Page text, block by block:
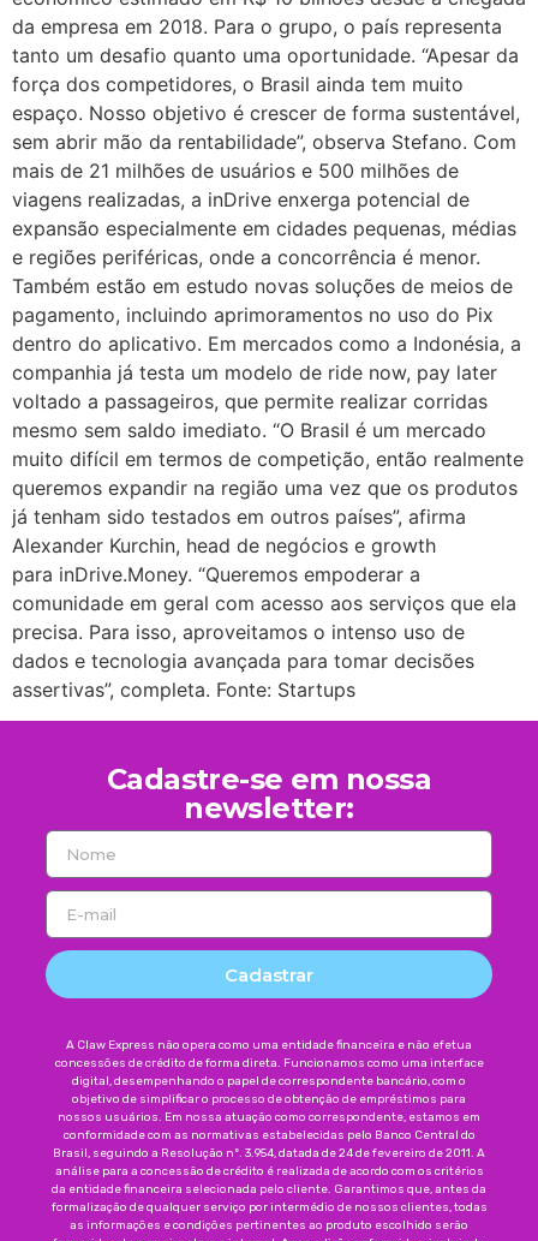
da empresa em 2018. Para o grupo, o país representa
tanto um desafio quanto uma oportunidade. “Apesar da
força dos competidores, o Brasil ainda tem muito
espaço. Nosso objetivo é crescer de forma sustentável,
sem abrir mão da rentabilidade”, observa Stefano. Com
mais de 21 milhões de usuários e 500 milhões de
viagens realizadas, a inDrive enxerga potencial de
expansão especialmente em cidades pequenas, médias
e regiões periféricas, onde a concorrência é menor.
Também estão em estudo novas soluções de meios de
pagamento, incluindo aprimoramentos no uso do Pix
dentro do aplicativo. Em mercados como a Indonésia, a
companhia já testa um modelo de ride now, pay later
voltado a passageiros, que permite realizar corridas
mesmo sem saldo imediato. “O Brasil é um mercado
muito difícil em termos de competição, então realmente
queremos expandir na região uma vez que os produtos
já tenham sido testados em outros países”, afirma
Alexander Kurchin, head de negócios e growth
para inDrive.Money. “Queremos empoderar a
comunidade em geral com acesso aos serviços que ela
precisa. Para isso, aproveitamos o intenso uso de
dados e tecnologia avançada para tomar decisões
assertivas”, completa. Fonte: Startups
Cadastre-se em nossa
newsletter:
Cadastrar
A Claw Express não opera como uma entidade financeira e não efetua
concessões de crédito de forma direta. Funcionamos como uma interface
digital, desempenhando o papel de correspondente bancário, com o
objetivo de simplificar o processo de obtenção de empréstimos para
nossos usuários. Em nossa atuação como correspondente, estamos em
conformidade com as normativas estabelecidas pelo Banco Central do
Brasil, seguindo a Resolução nº. 3.954, datada de 24 de fevereiro de 2011. A
análise para a concessão de crédito é realizada de acordo com os critérios
da entidade financeira selecionada pelo cliente. Garantimos que, antes da
formalização de qualquer serviço por intermédio de nossos clientes, todas
as informações e condições pertinentes ao produto escolhido serão